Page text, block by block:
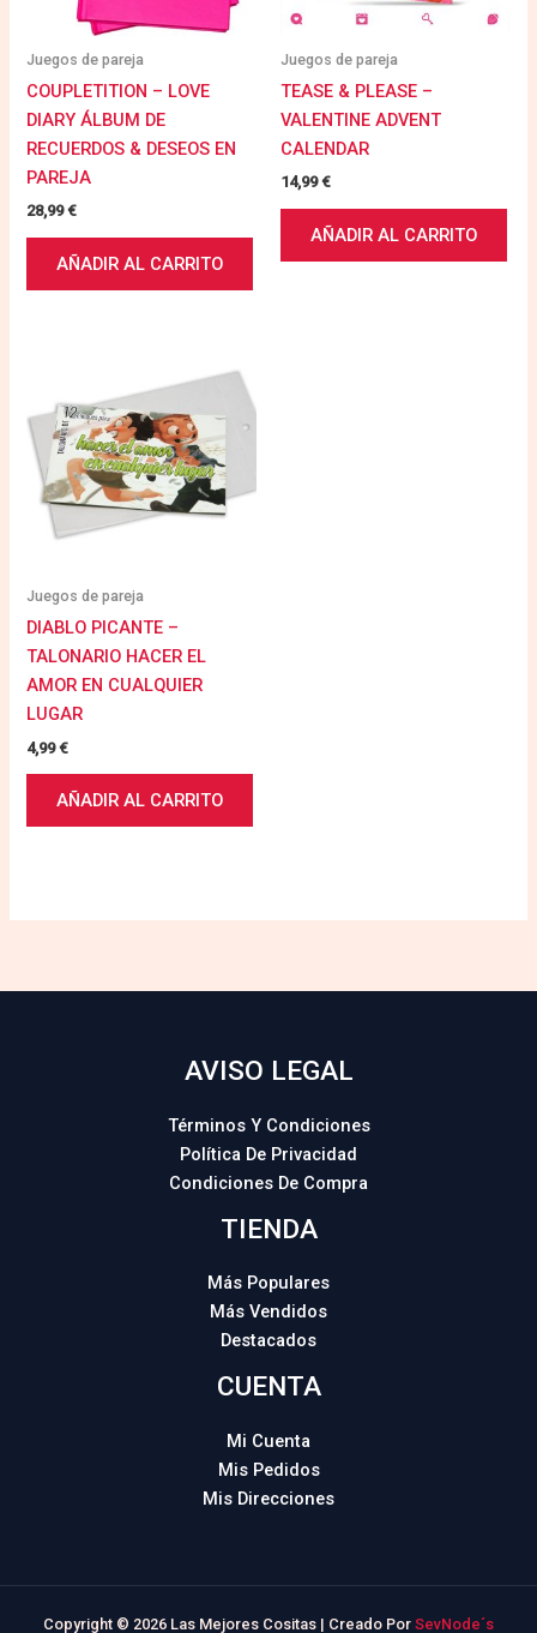
Juegos de pareja
COUPLETITION – LOVE
DIARY ÁLBUM DE
RECUERDOS & DESEOS EN
PAREJA
28,99€
AÑADIR AL CARRITO
Juegos de pareja
TEASE & PLEASE –
VALENTINE ADVENT
CALENDAR
14,99€
AÑADIR AL CARRITO
Juegos de pareja
DIABLO PICANTE –
TALONARIO HACER EL
AMOR EN CUALQUIER
LUGAR
4,99€
AÑADIR AL CARRITO
AVISO LEGAL
Términos Y Condiciones
Política De Privacidad
Condiciones De Compra
TIENDA
Más Populares
Más Vendidos
Destacados
CUENTA
Mi Cuenta
Mis Pedidos
Mis Direcciones
Copyright © 2026 Las Mejores Cositas | Creado Por SevNode´s